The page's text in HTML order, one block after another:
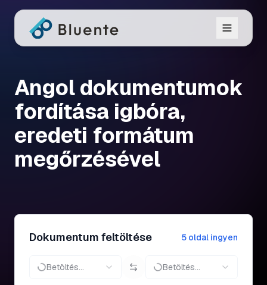
Angol dokumentumok
fordítása igbóra,
eredeti formátum
megőrzésével
Dokumentum feltöltése 5 oldal ingyen
Betöltés... Betöltés...